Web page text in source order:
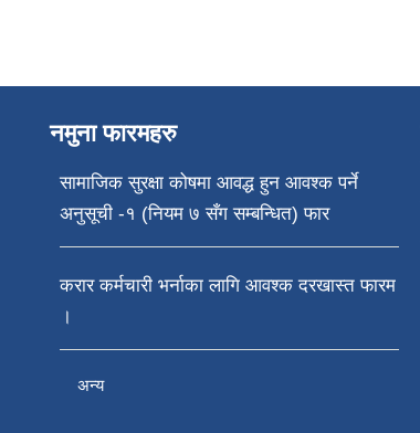
नमुना फारमहरु
सामाजिक सुरक्षा कोषमा आवद्ध हुन आवश्क पर्ने
अनुसूची -१ (नियम ७ सँग सम्बन्धित) फार
करार कर्मचारी भर्नाका लागि आवश्क दरखास्त फारम
।
अन्य